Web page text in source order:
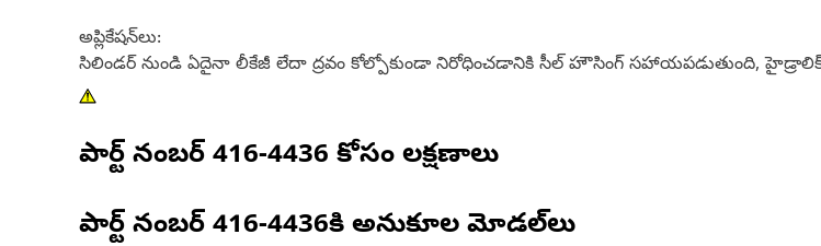
అప్లికేషన్‌లు:
సిలిండర్ నుండి ఏదైనా లీకేజీ లేదా ద్రవం కోల్పోకుండా నిరోధించడానికి సీల్ హౌసింగ్ సహాయపడుతుంది,
పార్ట్ నంబర్ 416-4436 కోసం లక్షణాలు
పార్ట్ నంబర్ 416-4436కి అనుకూల మోడల్‌లు